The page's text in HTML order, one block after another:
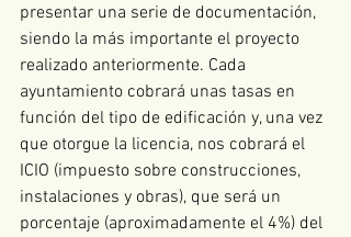
presentar una serie de documentación,
siendo la más importante el proyecto
realizado anteriormente. Cada
ayuntamiento cobrará unas tasas en
función del tipo de edificación y, una vez
que otorgue la licencia, nos cobrará el
ICIO (impuesto sobre construcciones,
instalaciones y obras), que será un
porcentaje (aproximadamente el 4%) del